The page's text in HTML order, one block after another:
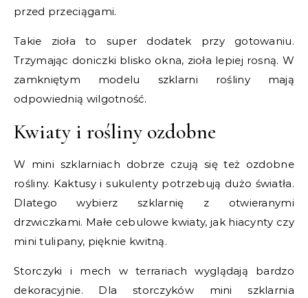
przed przeciągami.
Takie zioła to super dodatek przy gotowaniu.
Trzymając doniczki blisko okna, zioła lepiej rosną. W
zamkniętym modelu szklarni rośliny mają
odpowiednią wilgotność.
Kwiaty i rośliny ozdobne
W mini szklarniach dobrze czują się też ozdobne
rośliny. Kaktusy i sukulenty potrzebują dużo światła.
Dlatego wybierz szklarnię z otwieranymi
drzwiczkami. Małe cebulowe kwiaty, jak hiacynty czy
mini tulipany, pięknie kwitną.
Storczyki i mech w terrariach wyglądają bardzo
dekoracyjnie. Dla storczyków mini szklarnia